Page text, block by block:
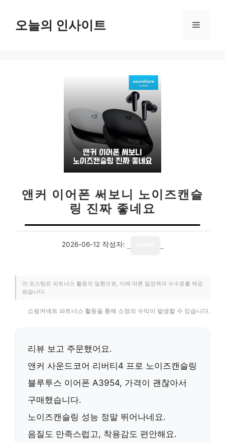
오늘의 인사이트 메
앤커 이어폰 써보니 노이즈캔슬
링 진짜 좋네요
2026-06-12 작성자:
이 포스팅은 파트너스 활동의 일환으로, 이에 따른 일정액의 수수료를 제공
받습니다.
쇼핑커넥트 파트너스 활동을 통해 소정의 수익이 발생할 수 있습니다.
리뷰 보고 주문했어요.
앤커 사운드코어 리버티4 프로 노이즈캔슬링
블루투스 이어폰 A3954, 가격이 괜찮아서
구매했습니다.
노이즈캔슬링 성능 정말 뛰어나네요.
음질도 만족스럽고, 착용감도 편안해요.